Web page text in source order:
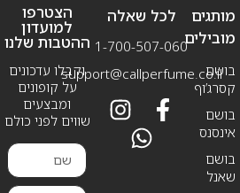
מותגים
מובילים
בושם
קסרג’וף
בושם
אינסנס
בושם
שאנל
לכל שאלה
1-700-507-060
support@callperfume.co.il
הצטרפו
למועדון
ההטבות שלנו
וקבלו עדכונים
על קופונים
ומבצעים
שווים לפני כולם